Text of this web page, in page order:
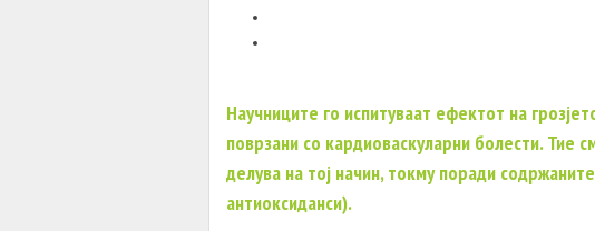
Научниците го испитуваат ефектот на
поврзани со кардиоваскуларни болести. Тие
делува на тој начин, токму поради
антиоксиданси).